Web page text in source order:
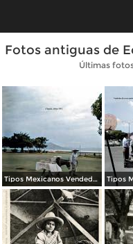
Fotos antiguas de
Últimas
Tipos Mexicanos Vendedor de dulces Chapala, Jalisco 1961.